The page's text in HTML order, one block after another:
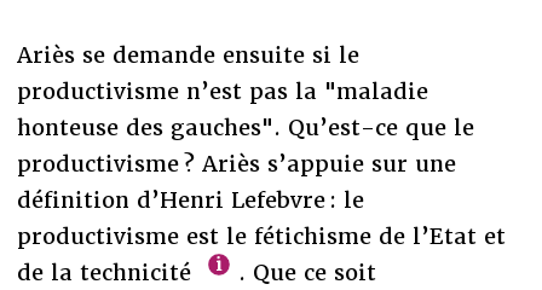
Ariès se demande ensuite si le
productivisme n’est pas la "maladie
honteuse des gauches". Qu’est-ce que le
productivisme ? Ariès s’appuie sur une
définition d’Henri Lefebvre : le
productivisme est le fétichisme de l’Etat et
de la technicité
. Que ce soit